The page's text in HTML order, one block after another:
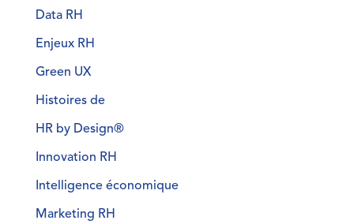
Data RH
Enjeux RH
Green UX
Histoires de
HR by Design®
Innovation RH
Intelligence économique
Marketing RH